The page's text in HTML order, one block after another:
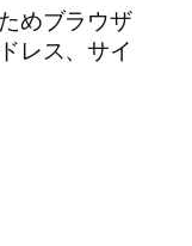
めブラウザ
レス、サイ